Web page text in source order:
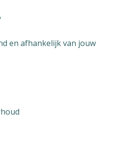
en afhankelijk van jouw